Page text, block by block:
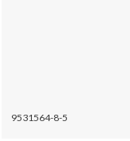
9531564-8-5